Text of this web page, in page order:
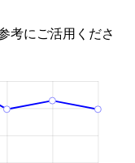
考にご活用くださ